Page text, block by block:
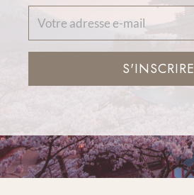
S'INSCRIRE